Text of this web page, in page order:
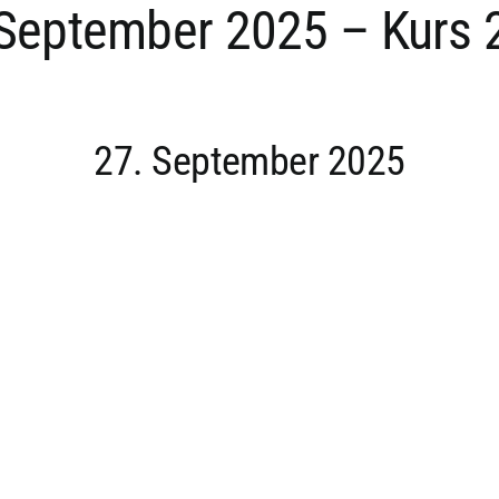
2025 – Kurs
27. September 2025